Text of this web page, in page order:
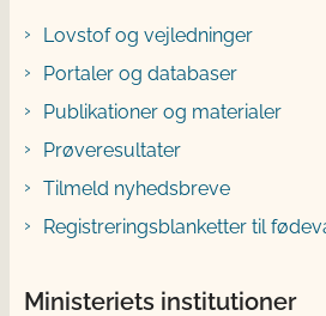
Lovstof og vejledninger
Portaler og databaser
Publikationer og materialer
Prøveresultater
Tilmeld nyhedsbreve
Registreringsblanketter til
Ministeriets institutioner